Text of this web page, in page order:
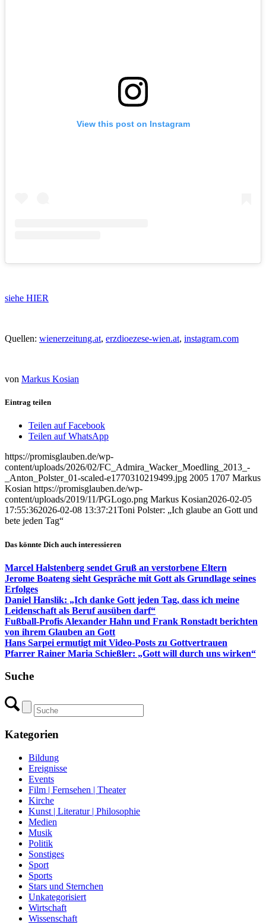
View this post on Instagram
siehe HIER
Quellen: wienerzeitung.at, erzdioezese-wien.at, instagram.com
von Markus Kosian
Eintrag teilen
Teilen auf Facebook
Teilen auf WhatsApp
https://promisglauben.de/wp-
content/uploads/2026/02/FC_Admira_Wacker_Moedling_2013_-
_Anton_Polster_01-scaled-e1770310219499.jpg 2005 1707 Markus
Kosian https://promisglauben.de/wp-
content/uploads/2019/11/PGLogo.png Markus Kosian2026-02-05
17:55:362026-02-08 13:37:21Toni Polster: „Ich glaube an Gott und
bete jeden Tag“
Das könnte Dich auch interessieren
Marcel Halstenberg sendet Gruß an verstorbene Eltern
Jerome Boateng sieht Gespräche mit Gott als Grundlage seines
Erfolges
Daniel Hanslik: „Ich danke Gott jeden Tag, dass ich meine
Leidenschaft als Beruf ausüben darf“
Fußball-Profis Alexander Hahn und Frank Ronstadt berichten
von ihrem Glauben an Gott
Hans Sarpei ermutigt mit Video-Posts zu Gottvertrauen
Pfarrer Rainer Maria Schießler: „Gott will durch uns wirken“
Suche
Kategorien
Bildung
Ereignisse
Events
Film | Fernsehen | Theater
Kirche
Kunst | Literatur | Philosophie
Medien
Musik
Politik
Sonstiges
Sport
Sports
Stars und Sternchen
Unkategorisiert
Wirtschaft
Wissenschaft